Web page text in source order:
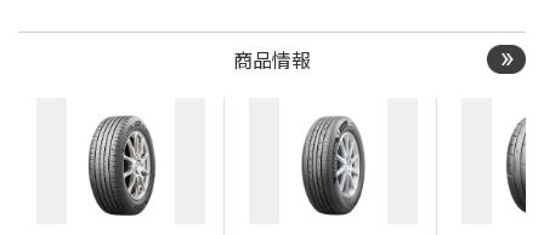
商品情報